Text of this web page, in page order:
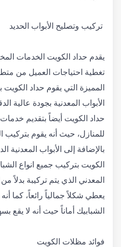
تركيب وتصليح الأبواب الحديد
يقدم حداد الكويت الخدمات
تغطية احتياجات العميل من
المميزة التي يقوم حداد
الأبواب المعدنية بجودة عالية
حداد الكويت أيضاً بتقديم
للمنازل، حيث أنه يقوم بتركيب
بالإضافة إلى الأبواب المعدنية
الكويت بتركيب جميع انواع
المعدني الذي يتم تركيبة بدلاً
يعطي شكلاً جمالياً رائعاً، كما
الشبابيك أماناً حيث أنه لا يقع
فوائد مظلات الكويت